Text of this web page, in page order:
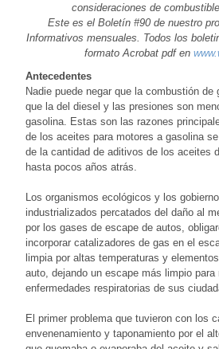
consideraciones de
Este es el Boletín #90 de nuestro
Informativos mensuales. Todos los
formato Acrobat pdf en
Antecedentes
Nadie puede negar que la combustión
que la del diesel y las presiones son
gasolina. Estas son las razones
de los aceites para motores a gasolina
de la cantidad de aditivos de los aceites
hasta pocos años atrás.
Los organismos ecológicos y los
industrializados percatados del daño al
por los gases de escape de autos,
incorporar catalizadores de gas en el
limpia por altas temperaturas y
auto, dejando un escape más limpio para
enfermedades respiratorias de sus
El primer problema que tuvieron con los
envenenamiento y taponamiento por el